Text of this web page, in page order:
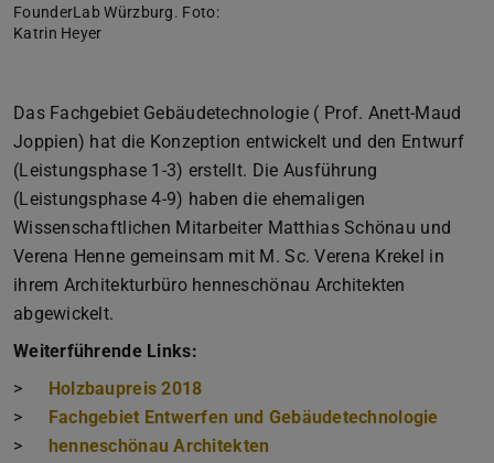
FounderLab Würzburg. Foto:
Katrin Heyer
Das Fachgebiet Gebäudetechnologie ( Prof. Anett-Maud
Joppien) hat die Konzeption entwickelt und den Entwurf
(Leistungsphase 1-3) erstellt. Die Ausführung
(Leistungsphase 4-9) haben die ehemaligen
Wissenschaftlichen Mitarbeiter Matthias Schönau und
Verena Henne gemeinsam mit M. Sc. Verena Krekel in
ihrem Architekturbüro henneschönau Architekten
abgewickelt.
Weiterführende Links:
>
Holzbaupreis 2018
>
Fachgebiet Entwerfen und Gebäudetechnologie
>
henneschönau Architekten